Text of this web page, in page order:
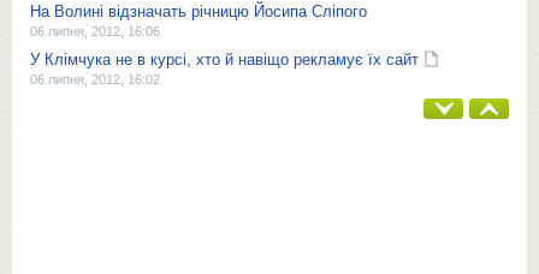
На Волині відзначать річницю Йосипа Сліпого
06 липня, 2012, 16:06
У Клімчука не в курсі, хто й навіщо рекламує їх сайт
06 липня, 2012, 16:02